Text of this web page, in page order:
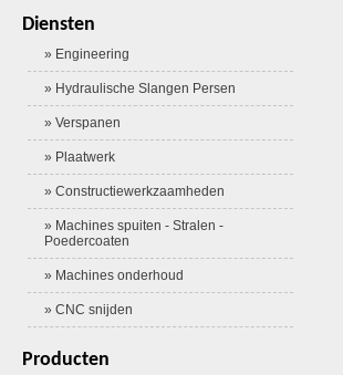
Diensten
» Engineering
» Hydraulische Slangen Persen
» Verspanen
» Plaatwerk
» Constructiewerkzaamheden
» Machines spuiten - Stralen -
Poedercoaten
» Machines onderhoud
» CNC snijden
Producten